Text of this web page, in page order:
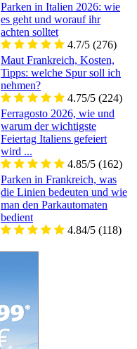
Parken in Italien 2026: wie
es geht und worauf ihr
achten solltet
4.7/5 (276)
Maut Frankreich, Kosten,
Tipps: welche Spur soll ich
nehmen?
4.75/5 (224)
Ferragosto 2026, wie und
warum der wichtigste
Feiertag Italiens gefeiert
wird ...
4.85/5 (162)
Parken in Frankreich, was
die Linien bedeuten und wie
man den Parkautomaten
bedient
4.84/5 (118)